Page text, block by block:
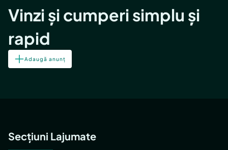
Vinzi și cumperi simplu și
rapid
Adaugă anunț
Secțiuni Lajumate